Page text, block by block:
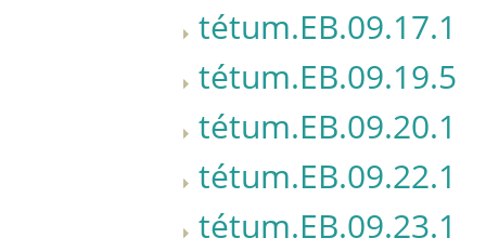
tétum.EB.09.17.1
tétum.EB.09.19.5
tétum.EB.09.20.1
tétum.EB.09.22.1
tétum.EB.09.23.1